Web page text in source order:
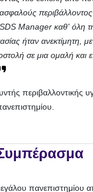
Manager καθ' όλη
ήταν ανεκτίμητη,
σε μια ομαλή και
περιβαλλοντικής
πανεπιστημίου